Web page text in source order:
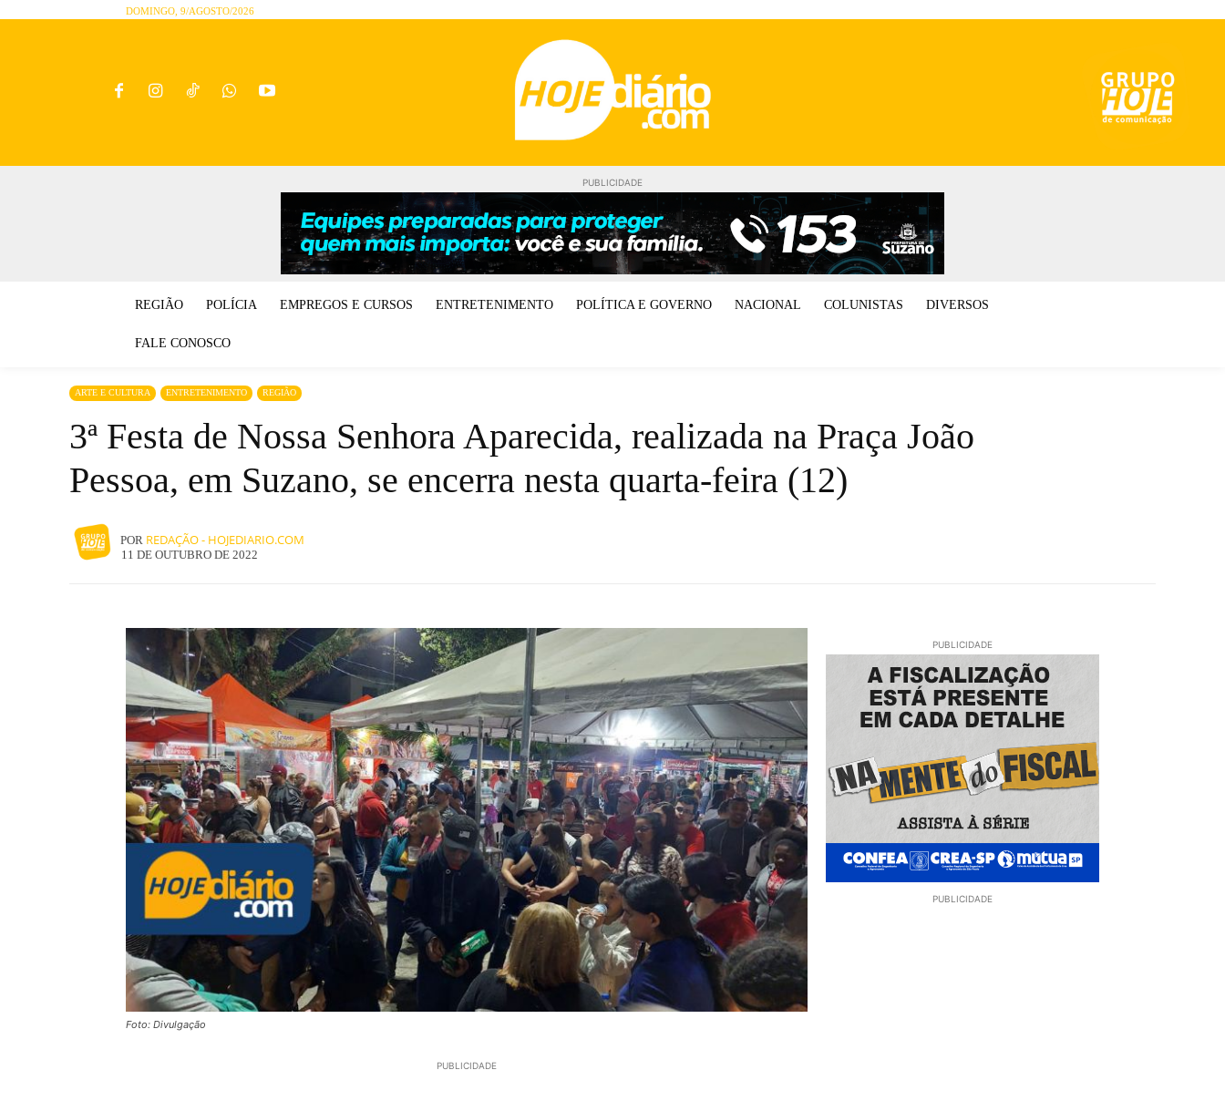
DOMINGO, 9/AGOSTO/2026
PUBLICIDADE
REGIÃO POLÍCIA EMPREGOS E CURSOS ENTRETENIMENTO POLÍTICA E GOVERNO NACIONAL COLUNISTAS DIVERSOS
FALE CONOSCO
ARTE E CULTURA ENTRETENIMENTO REGIÃO
3ª Festa de Nossa Senhora Aparecida, realizada na Praça João
Pessoa, em Suzano, se encerra nesta quarta-feira (12)
POR REDAÇÃO - HOJEDIARIO.COM
11 DE OUTUBRO DE 2022
Foto: Divulgação
PUBLICIDADE
PUBLICIDADE
PUBLICIDADE